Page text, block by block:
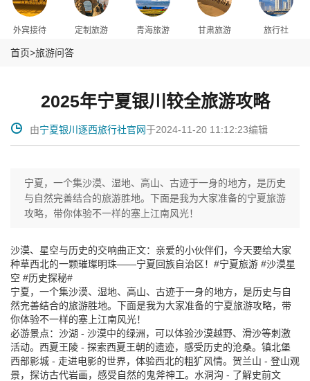
外宾接待 定制旅游 青海旅游 甘肃旅游 旅行社
首页>旅游问答
2025年宁夏银川较全旅游攻略
 由宁夏银川逐西旅行社官网于2024-11-20 11:12:23编辑
宁夏，一个集沙漠、湿地、高山、古迹于一身的地方，是历史
与自然完善结合的旅游胜地。下面是我为大家准备的宁夏旅游
攻略，带你体验不一样的塞上江南风光！
沙漠、星空与历史的交响曲正文：亲爱的小伙伴们，今天要给大家
种草西北的一颗璀璨明珠——宁夏回族自治区！#宁夏旅游 #沙漠星
空 #历史探秘#
宁夏，一个集沙漠、湿地、高山、古迹于一身的地方，是历史与自
然完善结合的旅游胜地。下面是我为大家准备的宁夏旅游攻略，带
你体验不一样的塞上江南风光！
必游景点：沙湖 - 沙漠中的绿洲，可以体验沙漠越野、滑沙等刺激
活动。西夏王陵 - 探索西夏王朝的遗迹，感受历史的沧桑。镇北堡
西部影城 - 走进电影的世界，体验西北的粗犷风情。贺兰山 - 登山观
景，探访古代岩画，感受自然的鬼斧神工。水洞沟 - 了解史前文